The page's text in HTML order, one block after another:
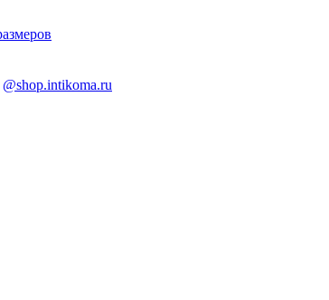
@shop.intikoma.ru